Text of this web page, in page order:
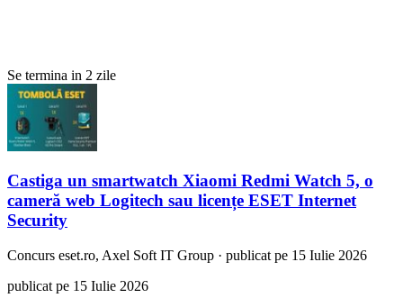
Se termina in 2 zile
Castiga un smartwatch Xiaomi Redmi Watch 5, o
cameră web Logitech sau licențe ESET Internet
Security
Concurs eset.ro, Axel Soft IT Group · publicat pe 15 Iulie 2026
publicat pe 15 Iulie 2026